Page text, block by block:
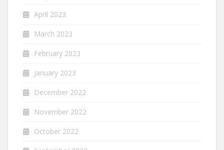
April 2023
March 2023
February 2023
January 2023
December 2022
November 2022
October 2022